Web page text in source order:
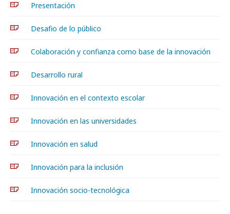
Presentación
Desafio de lo público
Colaboración y confianza como base de la innovación
Desarrollo rural
Innovación en el contexto escolar
Innovación en las universidades
Innovación en salud
Innovación para la inclusión
Innovación socio-tecnológica